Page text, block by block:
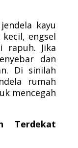
kayu
engsel
rapuh. Jika
dan
Di sinilah
rumah
mencegah
Terdekat